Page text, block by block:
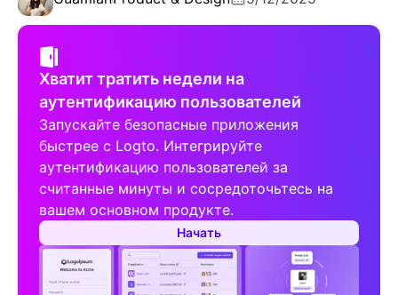
Хватит тратить недели на
аутентификацию пользователей
Запускайте безопасные приложения
быстрее с Logto. Интегрируйте
аутентификацию пользователей за
считанные минуты и сосредоточьтесь на
вашем основном продукте.
Начать